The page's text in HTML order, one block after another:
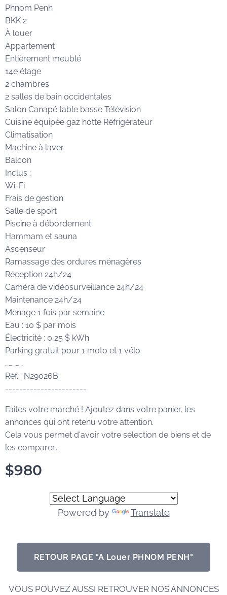
Phnom Penh
BKK 2
À louer
Appartement
Entièrement meublé
14e étage
2 chambres
2 salles de bain occidentales
Salon Canapé table basse Télévision
Cuisine équipée gaz hotte Réfrigérateur
Climatisation
Machine à laver
Balcon
Inclus :
Wi-Fi
Frais de gestion
Salle de sport
Piscine à débordement
Hammam et sauna
Ascenseur
Ramassage des ordures ménagères
Réception 24h/24
Caméra de vidéosurveillance 24h/24
Maintenance 24h/24
Ménage 1 fois par semaine
Eau : 10 $ par mois
Électricité : 0,25 $ kWh
Parking gratuit pour 1 moto et 1 vélo
……………
Réf. : N29026B
-----------------------
Faites votre marché ! Ajoutez dans votre panier, les
annonces qui ont retenu votre attention.
Cela vous permet d'avoir votre sélection de biens et de
les comparer...
$980
Powered by Translate
RETOUR PAGE "A Louer PHNOM PENH"
VOUS POUVEZ AUSSI RETROUVER NOS ANNONCES